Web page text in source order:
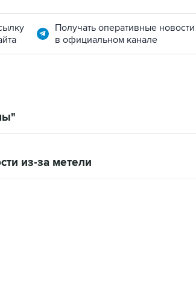
Получать оперативные новости
в официальном канале
из-за метели